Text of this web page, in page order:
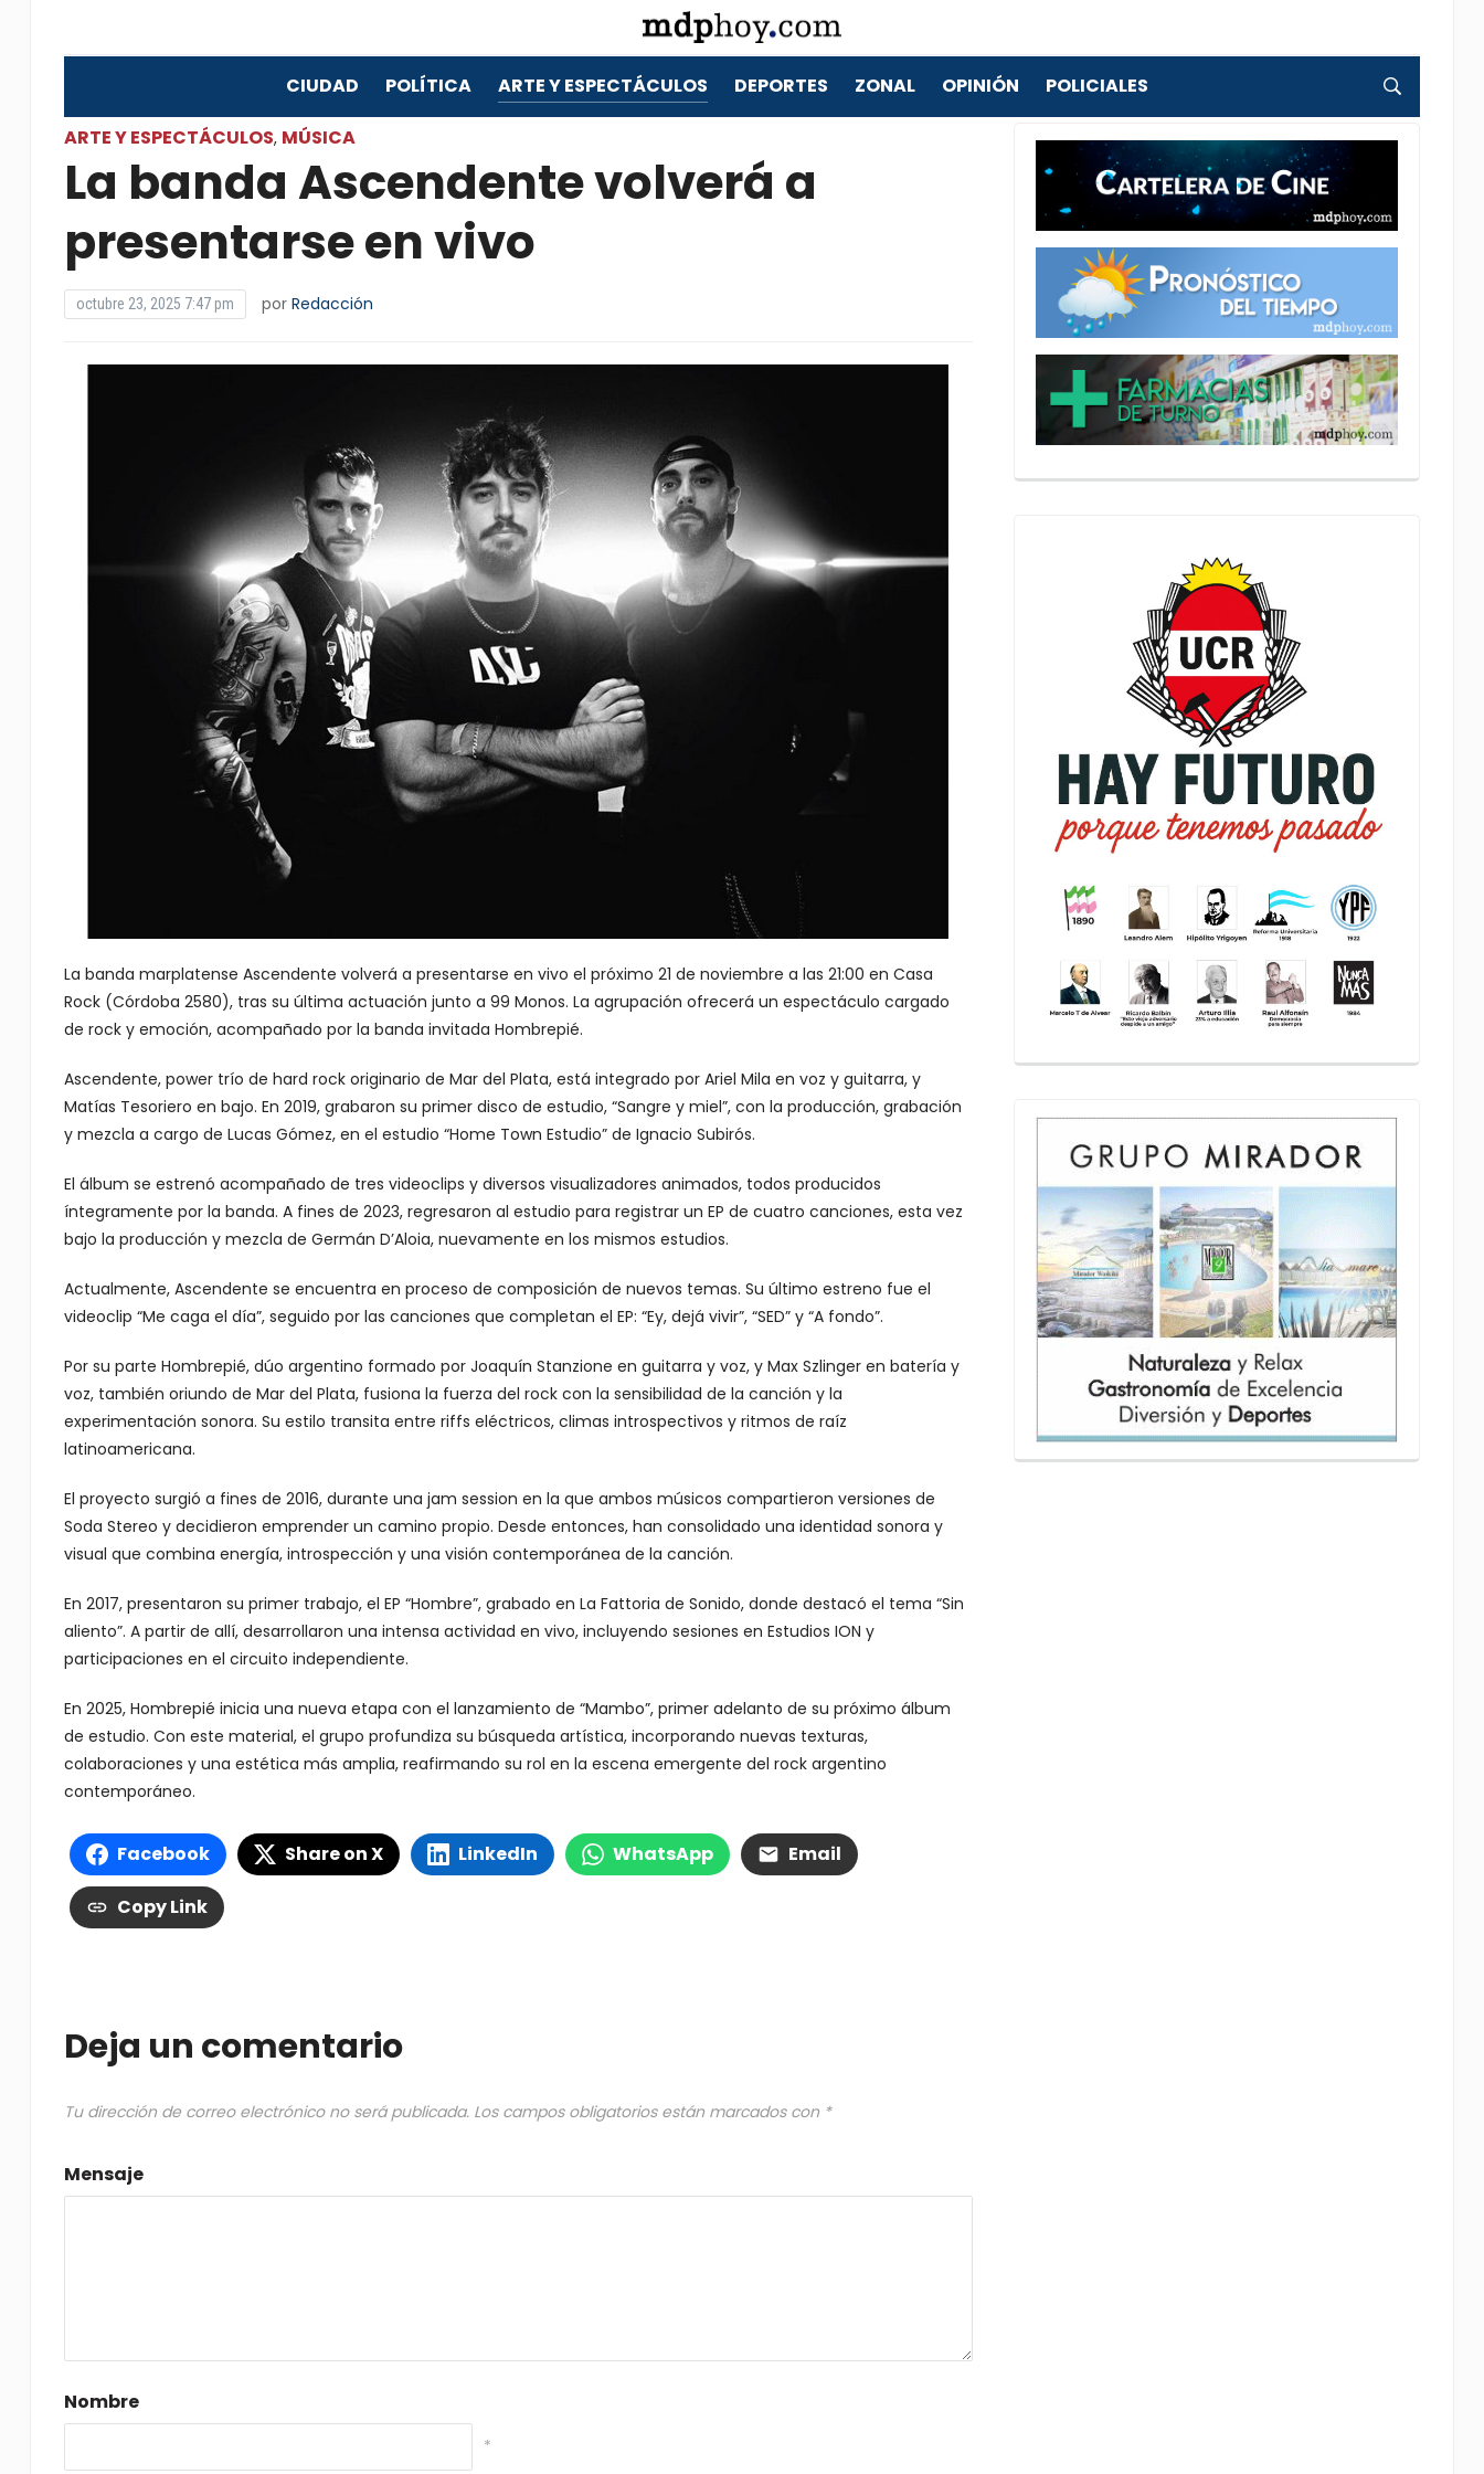
CIUDAD POLÍTICA ARTE Y ESPECTÁCULOS DEPORTES ZONAL OPINIÓN POLICIALES
ARTE Y ESPECTÁCULOS, MÚSICA
La banda Ascendente volverá a
presentarse en vivo
octubre 23, 2025 7:47 pm por Redacción
La banda marplatense Ascendente volverá a presentarse en vivo el próximo 21 de noviembre a las 21:00 en Casa
Rock (Córdoba 2580), tras su última actuación junto a 99 Monos. La agrupación ofrecerá un espectáculo cargado
de rock y emoción, acompañado por la banda invitada Hombrepié.
Ascendente, power trío de hard rock originario de Mar del Plata, está integrado por Ariel Mila en voz y guitarra, y
Matías Tesoriero en bajo. En 2019, grabaron su primer disco de estudio, “Sangre y miel”, con la producción, grabación
y mezcla a cargo de Lucas Gómez, en el estudio “Home Town Estudio” de Ignacio Subirós.
El álbum se estrenó acompañado de tres videoclips y diversos visualizadores animados, todos producidos
íntegramente por la banda. A fines de 2023, regresaron al estudio para registrar un EP de cuatro canciones, esta vez
bajo la producción y mezcla de Germán D’Aloia, nuevamente en los mismos estudios.
Actualmente, Ascendente se encuentra en proceso de composición de nuevos temas. Su último estreno fue el
videoclip “Me caga el día”, seguido por las canciones que completan el EP: “Ey, dejá vivir”, “SED” y “A fondo”.
Por su parte Hombrepié, dúo argentino formado por Joaquín Stanzione en guitarra y voz, y Max Szlinger en batería y
voz, también oriundo de Mar del Plata, fusiona la fuerza del rock con la sensibilidad de la canción y la
experimentación sonora. Su estilo transita entre riffs eléctricos, climas introspectivos y ritmos de raíz
latinoamericana.
El proyecto surgió a fines de 2016, durante una jam session en la que ambos músicos compartieron versiones de
Soda Stereo y decidieron emprender un camino propio. Desde entonces, han consolidado una identidad sonora y
visual que combina energía, introspección y una visión contemporánea de la canción.
En 2017, presentaron su primer trabajo, el EP “Hombre”, grabado en La Fattoria de Sonido, donde destacó el tema “Sin
aliento”. A partir de allí, desarrollaron una intensa actividad en vivo, incluyendo sesiones en Estudios ION y
participaciones en el circuito independiente.
En 2025, Hombrepié inicia una nueva etapa con el lanzamiento de “Mambo”, primer adelanto de su próximo álbum
de estudio. Con este material, el grupo profundiza su búsqueda artística, incorporando nuevas texturas,
colaboraciones y una estética más amplia, reafirmando su rol en la escena emergente del rock argentino
contemporáneo.
Facebook Share on X LinkedIn WhatsApp Email
Copy Link
Deja un comentario
Tu dirección de correo electrónico no será publicada. Los campos obligatorios están marcados con *
Mensaje
Nombre
*